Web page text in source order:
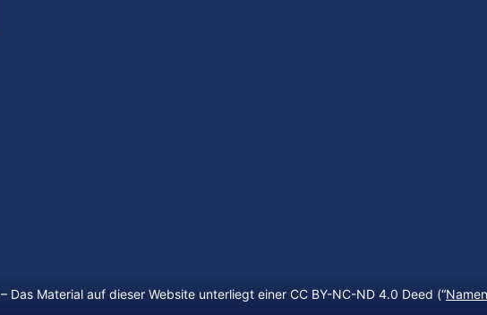
– Das Material auf dieser Website unterliegt einer CC BY-NC-ND 4.0 Deed (“